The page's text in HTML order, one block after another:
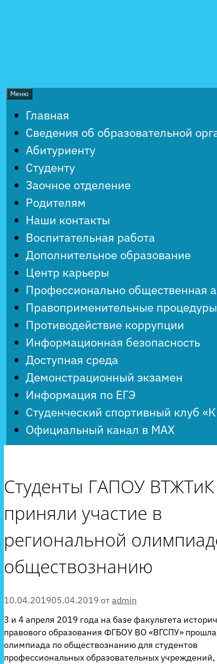
Меню
Главная
Сведения об образовательной
Абитуриенту
Студенту
Заочное отделение
Родителям
Наши контакты
Воспитательная работа
Дополнительное образование
Центр карьеры
Профессионально общественная
Правоприменительные процедуры
Противодействие коррупции
Информационная безопасность
Доступная среда
Демонстрационный экзамен
Информация по ЕГЭ
Студенческий спортивный клуб
Официальный канал в MAX
Студенты ГАПОУ ВТЖТиК
приняли участие в
региональной
обществознанию
10.04.201905.04.2019 отadmin
3 и 4 апреля 2019 года на базе факультета
правового образования ФГБОУ ВО «ВГСПУ»
олимпиада по обществознанию для студентов
профессиональных образовательных учреждений,